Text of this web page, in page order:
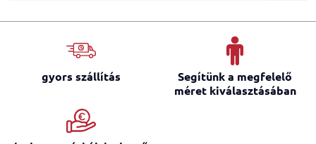
gyors szállítás
Segítünk a megfelelő
méret kiválasztásában